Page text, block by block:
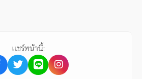
แชร์หน้านี้: